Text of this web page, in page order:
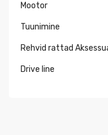
Mootor
Tuunimine
Rehvid rattad
Drive line